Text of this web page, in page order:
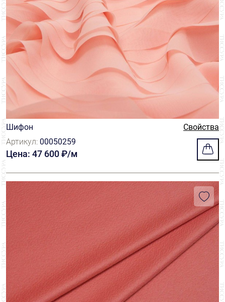
Шифон
Свойства
Артикул: 00050259
Цена: 47 600 ₽/м